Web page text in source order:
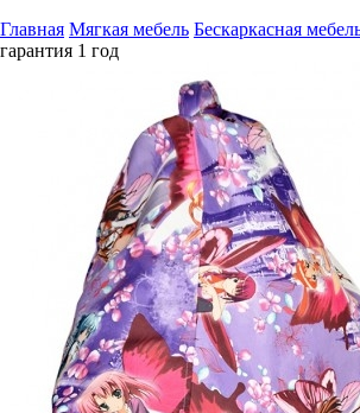
Главная Мягкая мебель Бескаркасная
гарантия 1 год